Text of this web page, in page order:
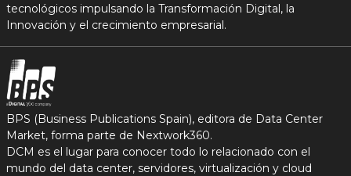
tecnológicos impulsando la Transformación Digital, la
Innovación y el crecimiento empresarial.
BPS (Business Publications Spain), editora de Data Center
Market, forma parte de Nextwork360.
DCM es el lugar para conocer todo lo relacionado con el
mundo del data center, servidores, virtualización y cloud